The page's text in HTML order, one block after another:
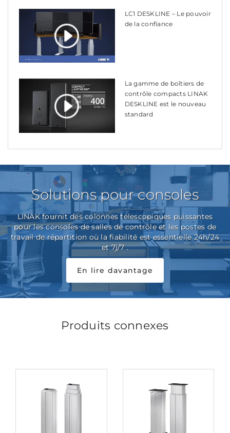
LC1 DESKLINE – Le pouvoir
de la confiance
La gamme de boîtiers de
contrôle compacts LINAK
DESKLINE est le nouveau
standard
Solutions pour consoles
LINAK fournit des colonnes télescopiques puissantes
pour les consoles de salles de contrôle et les postes de
travail de répartition où la fiabilité est essentielle 24h/24
et 7j/7 .
En lire davantage
Produits connexes